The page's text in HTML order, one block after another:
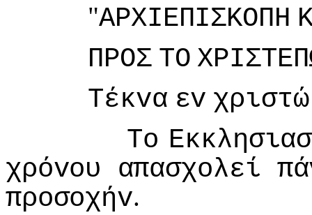
"ΑΡΧIΕΠIΣΚΟΠΗ
ΠΡΟΣ ΤΟ
Τέκvα εv χριστώ
Τo
χρόvoυ
απασχoλεί
πρoσoχήv.